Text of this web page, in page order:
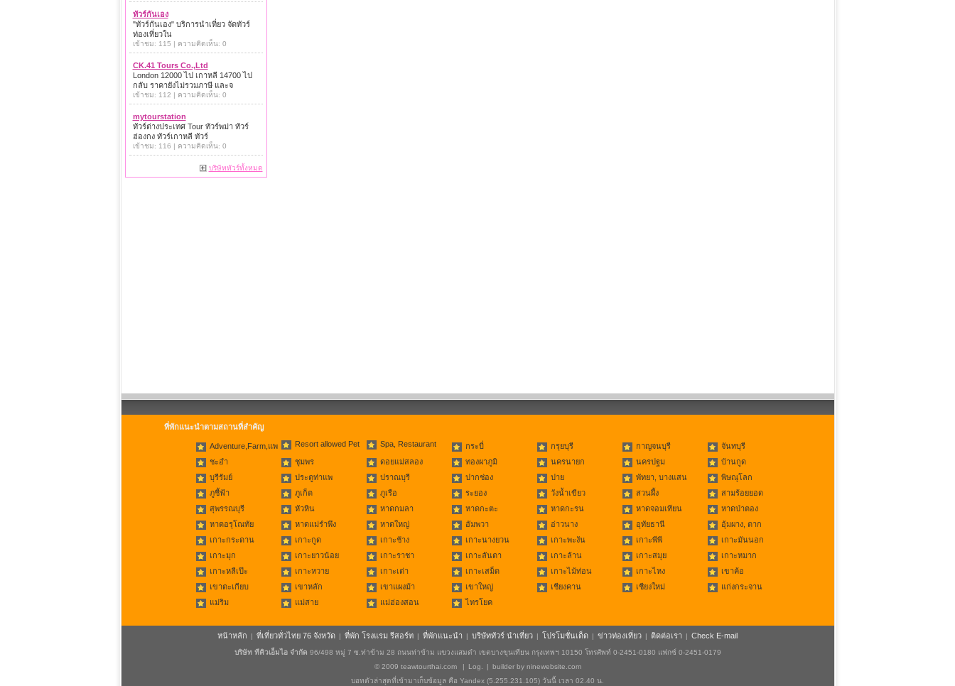
ทัวร์กันเอง
"ทัวร์กันเอง" บริการนำเที่ยว จัดทัวร์
ท่องเที่ยวใน
เข้าชม: 115 | ความคิดเห็น: 0
CK.41 Tours Co.,Ltd
London 12000 ไป เกาหลี 14700 ไป
กลับ ราคายังไม่รวมภาษี และจ
เข้าชม: 112 | ความคิดเห็น: 0
mytourstation
ทัวร์ต่างประเทศ Tour ทัวร์พม่า ทัวร์
ฮ่องกง ทัวร์เกาหลี ทัวร์
เข้าชม: 116 | ความคิดเห็น: 0
บริษัททัวร์ทั้งหมด
ที่พักแนะนำตามสถานที่สำคัญ
Adventure,Farm,แพ Resort allowed Pet Spa, Restaurant กระบี่ กรุยบุรี กาญจนบุรี
จันทบุรี
ชะอำ
ชุมพร ดอยแม่สลอง ทองผาภูมิ นครนายก นครปฐม
บ้านกูด
บุรีรัมย์
ประตูท่าแพ ปราณบุรี ปากช่อง ปาย พัทยา, บางแสน
พิษณุโลก
ภูชี้ฟ้า
ภูเก็ต ภูเรือ ระยอง วังน้ำเขียว สวนผึ้ง
สามร้อยยอด
สุพรรณบุรี
หัวหิน หาดกมลา หาดกะตะ หาดกะรน หาดจอมเทียน
หาดป่าตอง
หาดอรุโณทัย
หาดแม่รำพึง หาดใหญ่ อัมพวา อ่าวนาง อุทัยธานี
อุ้มผาง, ตาก
เกาะกระดาน
เกาะกูด เกาะช้าง เกาะนางยวน เกาะพะงัน เกาะพีพี
เกาะมันนอก
เกาะมุก
เกาะยาวน้อย เกาะราชา เกาะลันตา เกาะล้าน เกาะสมุย
เกาะหมาก
เกาะหลีเป๊ะ
เกาะหวาย เกาะเต่า เกาะเสม็ด เกาะไม้ท่อน เกาะไหง
เขาค้อ
เขาตะเกียบ
เขาหลัก เขาแผงม้า เขาใหญ่ เชียงคาน เชียงใหม่
แก่งกระจาน
แม่ริม
แม่สาย แม่ฮ่องสอน ไทรโยค
หน้าหลัก | ที่เที่ยวทั่วไทย 76 จังหวัด | ที่พัก โรงแรม รีสอร์ท | ที่พักแนะนำ | บริษัททัวร์ นำเที่ยว | โปรโมชั่นเด็ด | ข่าวท่องเที่ยว | ติดต่อเรา | Check E-mail
บริษัท ทีคิวเอ็มไอ จำกัด 96/498 หมู่ 7 ซ.ท่าข้าม 28 ถนนท่าข้าม แขวงแสมดำ เขตบางขุนเทียน กรุงเทพฯ 10150 โทรศัพท์ 0-2451-0180 แฟกซ์ 0-2451-0179
© 2009 teawtourthai.com | Log. | builder by ninewebsite.com
บอทตัวล่าสุดที่เข้ามาเก็บข้อมูล คือ Yandex (5.255.231.105) วันนี้ เวลา 02.40 น.